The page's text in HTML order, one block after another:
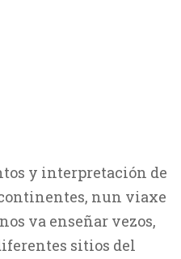
y interpretación de
nun viaxe
va enseñar vezos,
sitios del